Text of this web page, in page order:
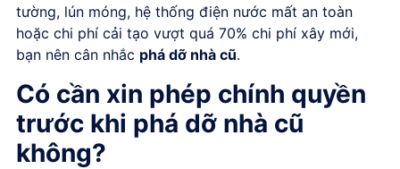
tường, lún móng, hệ thống điện nước mất an toàn
hoặc chi phí cải tạo vượt quá 70% chi phí xây mới,
bạn nên cân nhắc phá dỡ nhà cũ.
Có cần xin phép chính quyền
trước khi phá dỡ nhà cũ
không?